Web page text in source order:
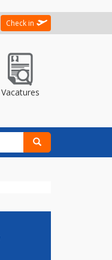
Check in
Vacatures